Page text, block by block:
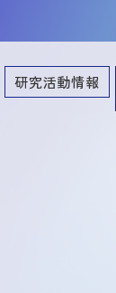
研究活動情報